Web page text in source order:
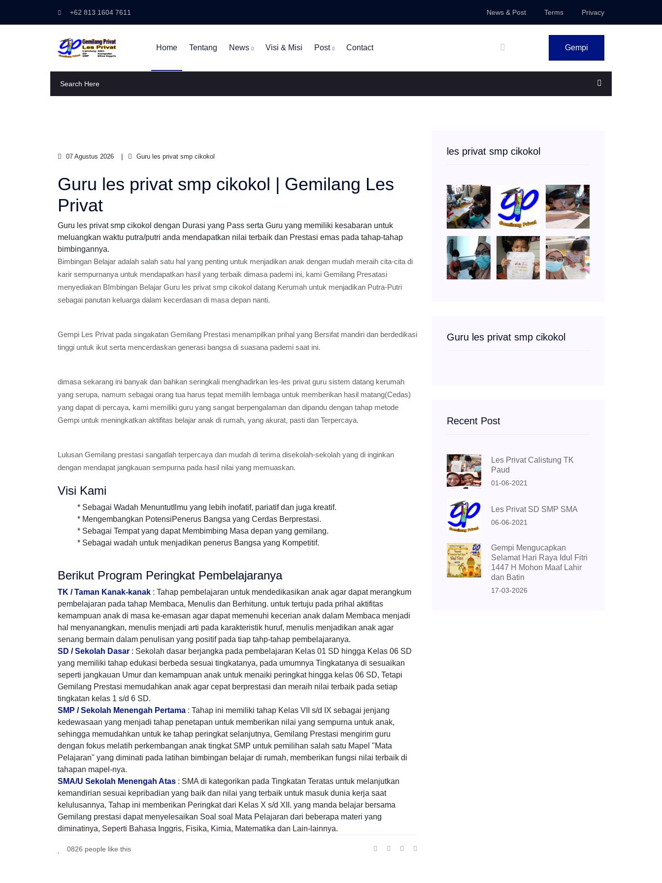
+62 813 1604 7611 News & Post Terms Privacy
Home Tentang News Visi & Misi Post Contact Gempi
07 Agustus 2026 Guru les privat smp cikokol
Guru les privat smp cikokol | Gemilang Les
Privat
Guru les privat smp cikokol dengan Durasi yang Pass serta Guru yang memiliki kesabaran untuk
meluangkan waktu putra/putri anda mendapatkan nilai terbaik dan Prestasi emas pada tahap-tahap
bimbingannya.
Bimbingan Belajar adalah salah satu hal yang penting untuk menjadikan anak dengan mudah meraih cita-cita di
karir sempurnanya untuk mendapatkan hasil yang terbaik dimasa pademi ini, kami Gemilang Presatasi
menyediakan BImbingan Belajar Guru les privat smp cikokol datang Kerumah untuk menjadikan Putra-Putri
sebagai panutan keluarga dalam kecerdasan di masa depan nanti.
Gempi Les Privat pada singakatan Gemilang Prestasi menampilkan prihal yang Bersifat mandiri dan berdedikasi
tinggi untuk ikut serta mencerdaskan generasi bangsa di suasana pademi saat ini.
dimasa sekarang ini banyak dan bahkan seringkali menghadirkan les-les privat guru sistem datang kerumah
yang serupa, namum sebagai orang tua harus tepat memilih lembaga untuk memberikan hasil matang(Cedas)
yang dapat di percaya, kami memiliki guru yang sangat berpengalaman dan dipandu dengan tahap metode
Gempi untuk meningkatkan aktifitas belajar anak di rumah, yang akurat, pasti dan Terpercaya.
Lulusan Gemilang prestasi sangatlah terpercaya dan mudah di terima disekolah-sekolah yang di inginkan
dengan mendapat jangkauan sempurna pada hasil nilai yang memuaskan.
Visi Kami
* Sebagai Wadah MenuntutIlmu yang lebih inofatif, pariatif dan juga kreatif.
* Mengembangkan PotensiPenerus Bangsa yang Cerdas Berprestasi.
* Sebagai Tempat yang dapat Membimbing Masa depan yang gemilang.
* Sebagai wadah untuk menjadikan penerus Bangsa yang Kompetitif.
Berikut Program Peringkat Pembelajaranya
TK / Taman Kanak-kanak : Tahap pembelajaran untuk mendedikasikan anak agar dapat merangkum
pembelajaran pada tahap Membaca, Menulis dan Berhitung. untuk tertuju pada prihal aktifitas
kemampuan anak di masa ke-emasan agar dapat memenuhi kecerian anak dalam Membaca menjadi
hal menyanangkan, menulis menjadi arti pada karakteristik huruf, menulis menjadikan anak agar
senang bermain dalam penulisan yang positif pada tiap tahp-tahap pembelajaranya.
SD / Sekolah Dasar : Sekolah dasar berjangka pada pembelajaran Kelas 01 SD hingga Kelas 06 SD
yang memiliki tahap edukasi berbeda sesuai tingkatanya, pada umumnya Tingkatanya di sesuaikan
seperti jangkauan Umur dan kemampuan anak untuk menaiki peringkat hingga kelas 06 SD, Tetapi
Gemilang Prestasi memudahkan anak agar cepat berprestasi dan meraih nilai terbaik pada setiap
tingkatan kelas 1 s/d 6 SD.
SMP / Sekolah Menengah Pertama : Tahap ini memiliki tahap Kelas VII s/d IX sebagai jenjang
kedewasaan yang menjadi tahap penetapan untuk memberikan nilai yang sempurna untuk anak,
sehingga memudahkan untuk ke tahap peringkat selanjutnya, Gemilang Prestasi mengirim guru
dengan fokus melatih perkembangan anak tingkat SMP untuk pemilihan salah satu Mapel "Mata
Pelajaran" yang diminati pada latihan bimbingan belajar di rumah, memberikan fungsi nilai terbaik di
tahapan mapel-nya.
SMA/U Sekolah Menengah Atas : SMA di kategorikan pada Tingkatan Teratas untuk melanjutkan
kemandirian sesuai kepribadian yang baik dan nilai yang terbaik untuk masuk dunia kerja saat
kelulusannya, Tahap ini memberikan Peringkat dari Kelas X s/d XII. yang manda belajar bersama
Gemilang prestasi dapat menyelesaikan Soal soal Mata Pelajaran dari beberapa materi yang
diminatinya, Seperti Bahasa Inggris, Fisika, Kimia, Matematika dan Lain-lainnya.
0826 people like this
les privat smp cikokol
Guru les privat smp cikokol
Recent Post
Les Privat Calistung TK
Paud
01-06-2021
Les Privat SD SMP SMA
06-06-2021
Gempi Mengucapkan
Selamat Hari Raya Idul Fitri
1447 H Mohon Maaf Lahir
dan Batin
17-03-2026